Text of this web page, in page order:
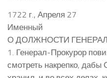
1722 г., Апреля 27
Именный
О ДОЛЖНОСТИ
1. Генерал-Прокурор
смотреть накрепко,